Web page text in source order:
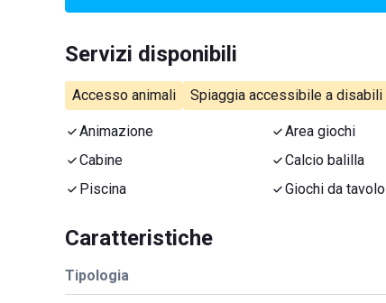
Servizi disponibili
Accesso animali Spiaggia accessibile a disabili
Animazione Area giochi
Cabine
Calcio balilla
Piscina
Giochi da tavolo
Caratteristiche
Tipologia